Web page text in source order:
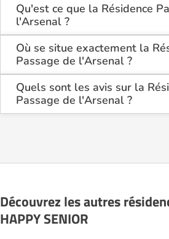
Qu'est ce que la Résidence
l'Arsenal ?
La Résidence Passage de
résidence seniors de type
Cette résidence du secteur privé
Valenciennes (59300).
Où se situe exactement la
Passage de l'Arsenal ?
La Résidence Passage de
passage de l'Arsenal à
le Nord (59).
Quels sont les avis sur la
Passage de l'Arsenal ?
Il y a 2 avis déposé(s) sur la
Découvrez les autres
HAPPY SENIOR